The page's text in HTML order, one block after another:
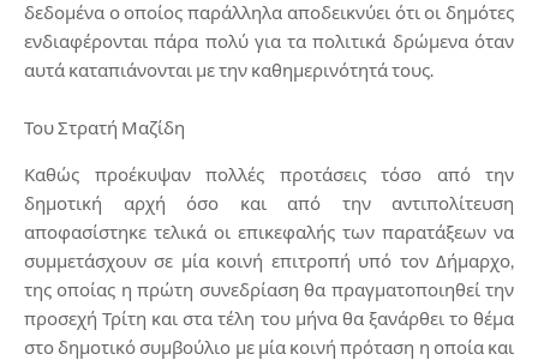
δεδομένα ο οποίος παράλληλα αποδεικνύει ότι οι δημότες
ενδιαφέρονται πάρα πολύ για τα πολιτικά δρώμενα όταν
αυτά καταπιάνονται με την καθημερινότητά τους.
Του Στρατή Μαζίδη
Καθώς προέκυψαν πολλές προτάσεις τόσο από την
δημοτική αρχή όσο και από την αντιπολίτευση
αποφασίστηκε τελικά οι επικεφαλής των παρατάξεων να
συμμετάσχουν σε μία κοινή επιτροπή υπό τον Δήμαρχο,
της οποίας η πρώτη συνεδρίαση θα πραγματοποιηθεί την
προσεχή Τρίτη και στα τέλη του μήνα θα ξανάρθει το θέμα
στο δημοτικό συμβούλιο με μία κοινή πρόταση η οποία και